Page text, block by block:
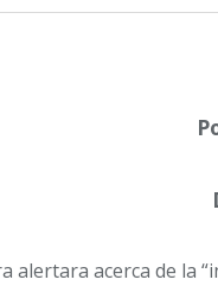
alertara acerca de la